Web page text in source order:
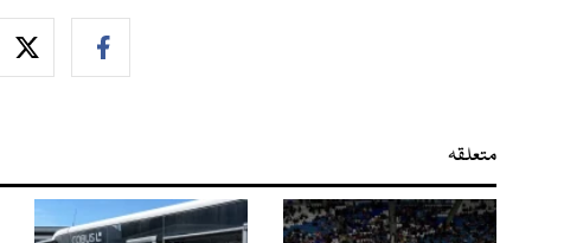
متعلقہ